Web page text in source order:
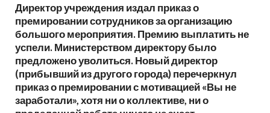
Директор учреждения издал приказ о
премировании сотрудников за организацию
большого мероприятия. Премию выплатить не
успели. Министерством директору было
предложено уволиться. Новый директор
(прибывший из другого города) перечеркнул
приказ о премировании с мотивацией «Вы не
заработали», хотя ни о коллективе, ни о